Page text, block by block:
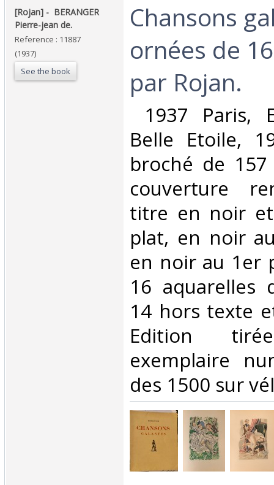
‎[Rojan] - ‎ ‎BERANGER
Pierre-jean de.‎
Reference : 11887
(1937)
See the book
‎Chansons
ornées de
par Rojan.‎
1937 Paris,
Belle Etoile,
broché de
couverture
titre en noir
plat, en noir
en noir au 1er
16 aquarelles
14 hors texte
Edition
exemplaire
des 1500 sur